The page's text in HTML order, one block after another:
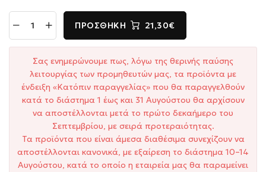
ΠΡΟΣΘΉΚΗ 21,30€
Σας ενημερώνουμε πως, λόγω της θερινής παύσης
λειτουργίας των προμηθευτών μας, τα προϊόντα με
ένδειξη «Κατόπιν παραγγελίας» που θα παραγγελθούν
κατά το διάστημα 1 έως και 31 Αυγούστου θα αρχίσουν
να αποστέλλονται μετά το πρώτο δεκαήμερο του
Σεπτεμβρίου, με σειρά προτεραιότητας.
Τα προϊόντα που είναι άμεσα διαθέσιμα συνεχίζουν να
αποστέλλονται κανονικά, με εξαίρεση το διάστημα 10–14
Αυγούστου, κατά το οποίο η εταιρεία μας θα παραμείνει